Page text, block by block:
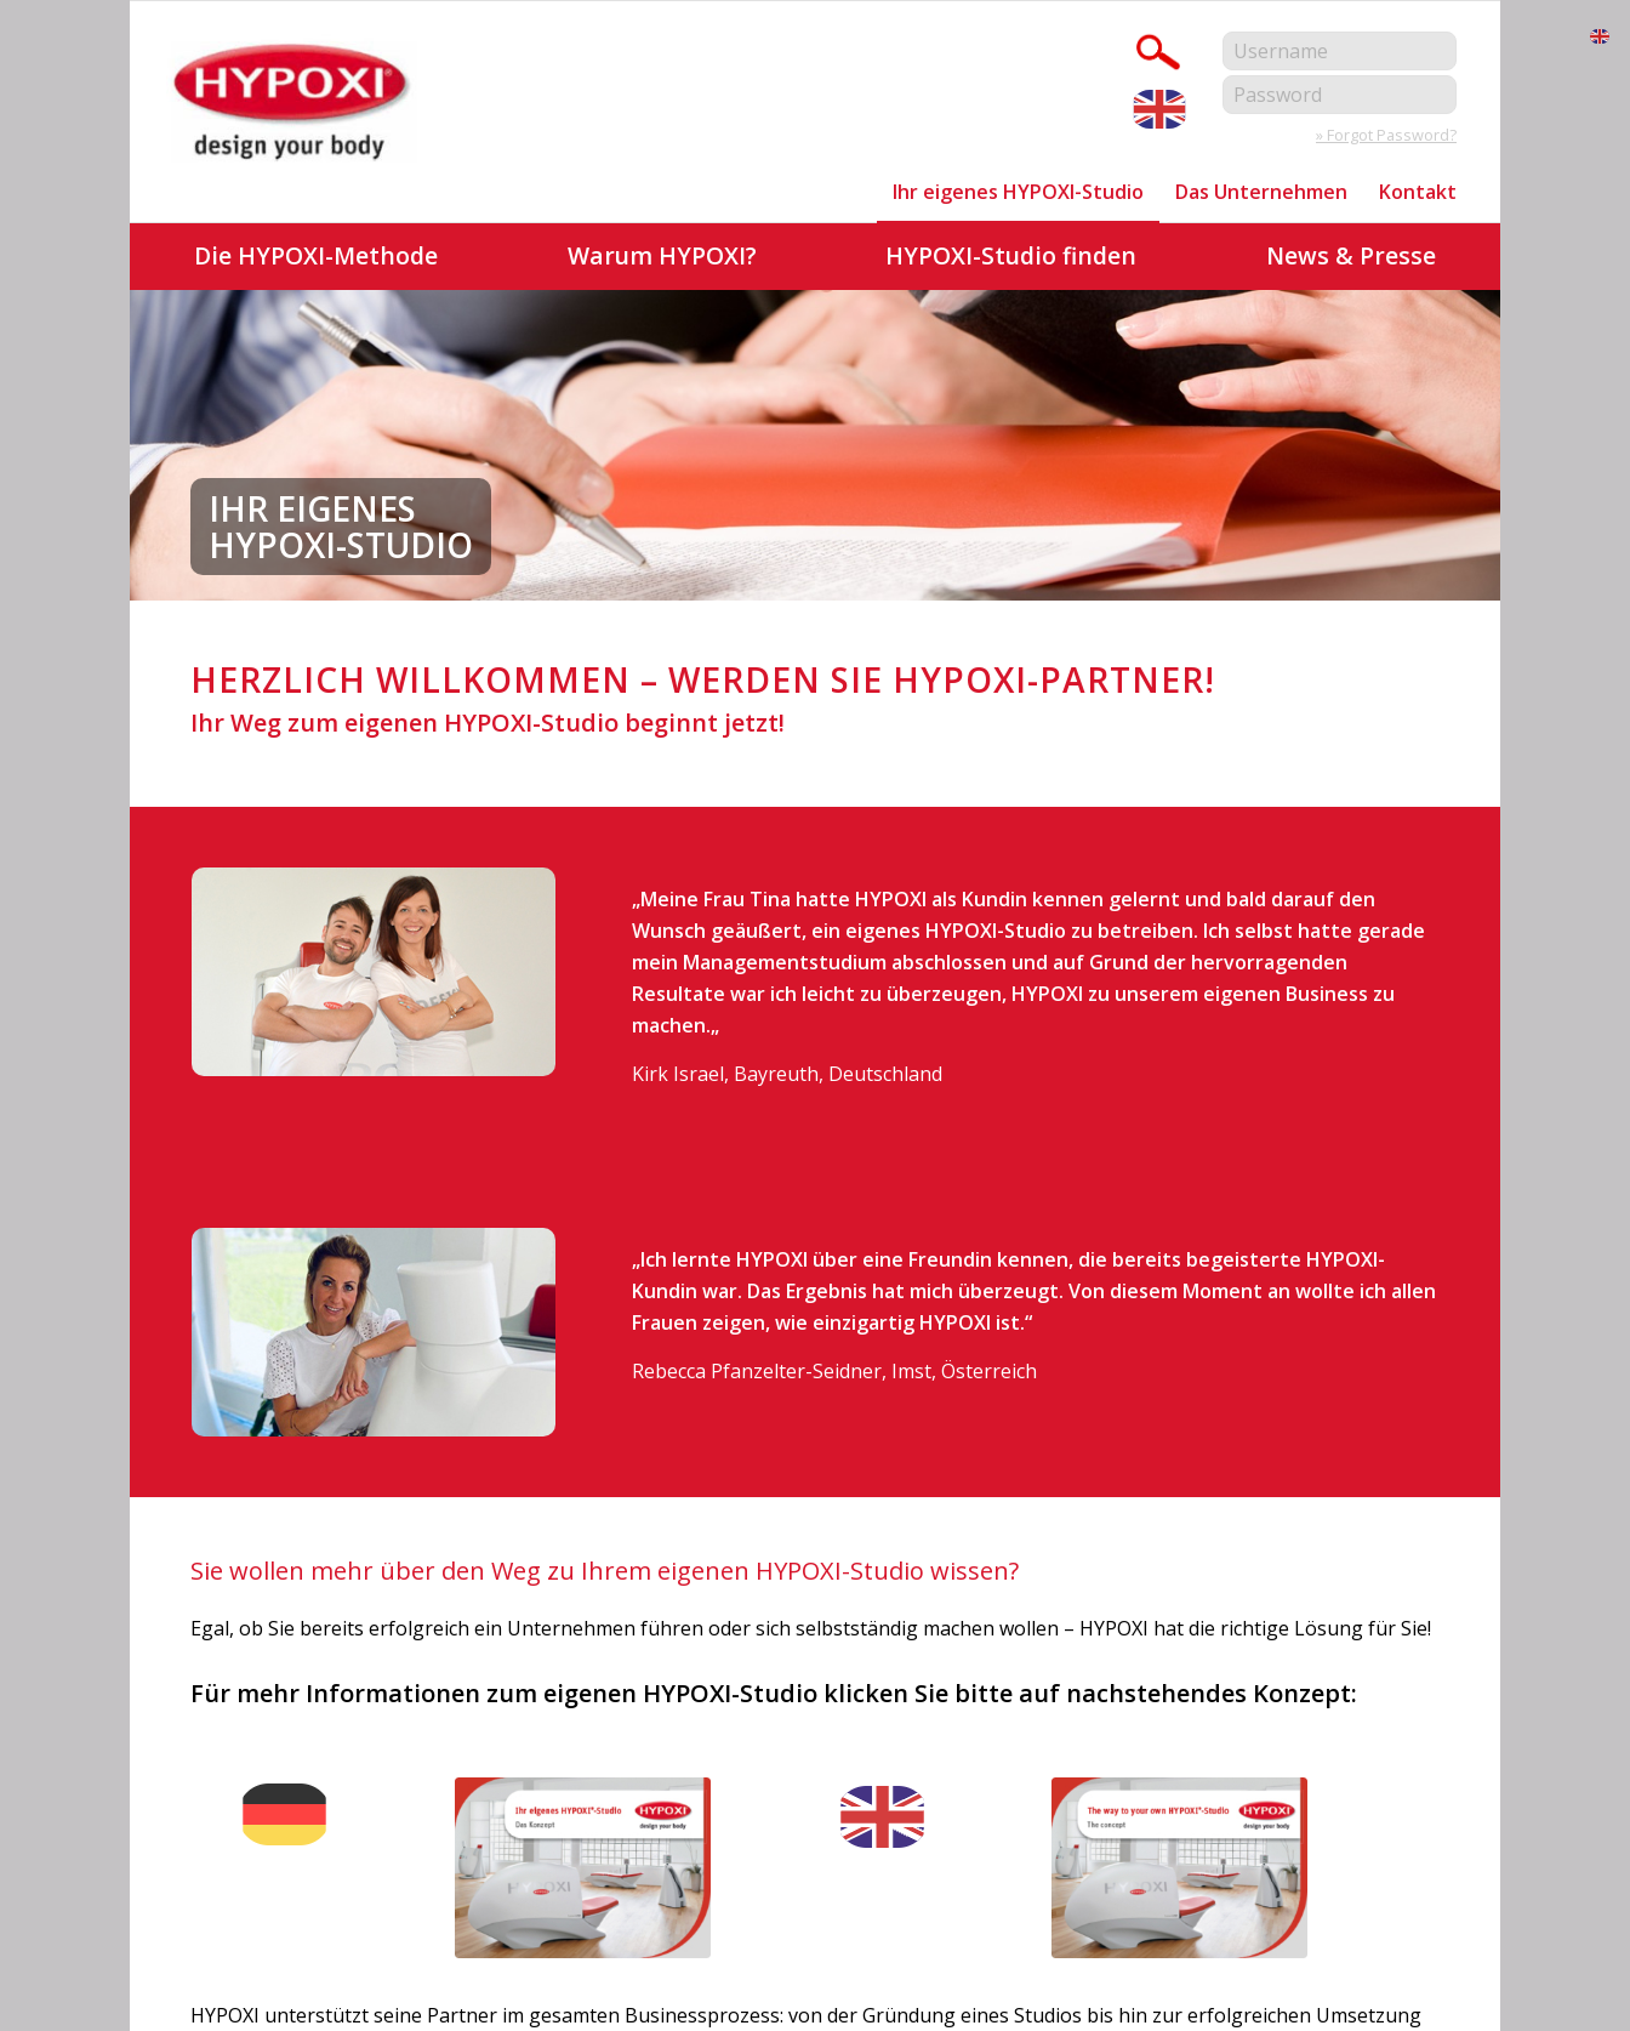
» Forgot Password?
Ihr eigenes HYPOXI-Studio Das Unternehmen Kontakt
Die HYPOXI-Methode Warum HYPOXI? HYPOXI-Studio finden News & Presse
IHR EIGENES
HYPOXI-STUDIO
HERZLICH WILLKOMMEN – WERDEN SIE HYPOXI-PARTNER!
Ihr Weg zum eigenen HYPOXI-Studio beginnt jetzt!
„Meine Frau Tina hatte HYPOXI als Kundin kennen gelernt und bald darauf den
Wunsch geäußert, ein eigenes HYPOXI-Studio zu betreiben. Ich selbst hatte gerade
mein Managementstudium abschlossen und auf Grund der hervorragenden
Resultate war ich leicht zu überzeugen, HYPOXI zu unserem eigenen Business zu
machen.„
Kirk Israel, Bayreuth, Deutschland
„Ich lernte HYPOXI über eine Freundin kennen, die bereits begeisterte HYPOXI-
Kundin war. Das Ergebnis hat mich überzeugt. Von diesem Moment an wollte ich allen
Frauen zeigen, wie einzigartig HYPOXI ist.“
Rebecca Pfanzelter-Seidner, Imst, Österreich
Sie wollen mehr über den Weg zu Ihrem eigenen HYPOXI-Studio wissen?
Egal, ob Sie bereits erfolgreich ein Unternehmen führen oder sich selbstständig machen wollen – HYPOXI hat die richtige Lösung für Sie!
Für mehr Informationen zum eigenen HYPOXI-Studio klicken Sie bitte auf nachstehendes Konzept:
HYPOXI unterstützt seine Partner im gesamten Businessprozess: von der Gründung eines Studios bis hin zur erfolgreichen Umsetzung